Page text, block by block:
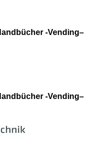
-Vending–
-Vending–